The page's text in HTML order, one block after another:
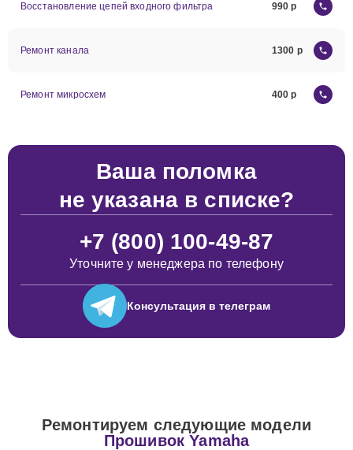
Восстановление цепей входного фильтра 990
Ремонт канала 1300
Ремонт микросхем 400
Ваша поломка
не указана в списке?
+7 (800) 100-49-87
Уточните у менеджера по телефону
Консультация в телеграм
Ремонтируем следующие модели
Прошивок Yamaha